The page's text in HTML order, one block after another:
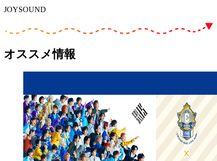
JOYSOUND
オススメ情報